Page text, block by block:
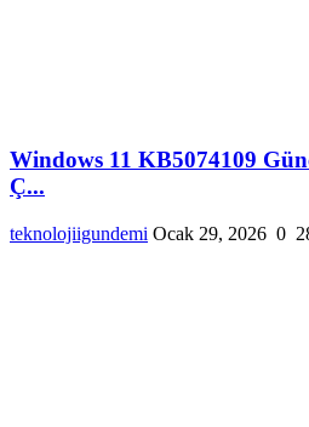
Windows 11 KB5074109
Ç...
teknolojiigundemi Ocak 29, 2026 0